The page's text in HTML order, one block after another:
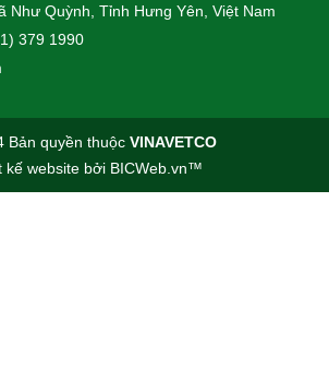
Như Quỳnh, Tỉnh Hưng Yên, Việt Nam
379 1990
Bản quyền thuộc VINAVETCO
kế website bởi BICWeb.vn™